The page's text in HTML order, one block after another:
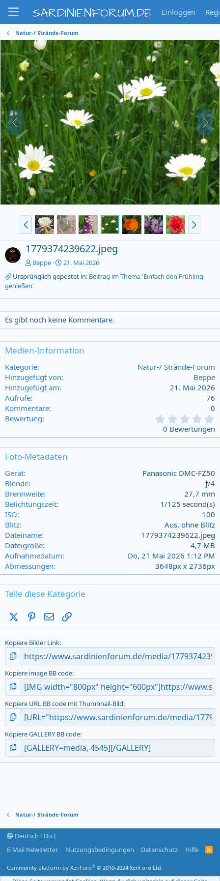
SARDINIENFORUM.DE Einloggen
Natur-/ Strände-Forum
1779374239622.jpeg
Beppe
21. Mai 2026
Ursprünglich gepostet in: Beitrag im Thema 'Einfach den Frühling
genießen'
Es gibt noch keine Kommentare.
Medien-Information
Kategorie
Natur-/ Strände-Forum
Hinzugefügt von
Beppe
Hinzugefügt am
21. Mai 2026
Aufrufe
76
Kommentare
0
Bewertung
0
0
0 Bewertungen
Foto-Metadaten
Gerät
Panasonic DMC-FZ50
Blende
ƒ/4
Brennweite
27,7 mm
Belichtungszeit
1/125 second(s)
ISO
100
Blitz
Aus, ohne Blitz
Dateiname
1779374239622.jpeg
Dateigröße
4,7 MB
Aufnahmedatum
Do, 21 Mai 2026 1:12 PM
Abmessungen
3648px x 2736px
Teile diese Kategorie
X (Twitter)Pinterest
E-Mail
Kopiere Bilder Link
Kopiere image BB code
Kopiere URL BB code mit Thumbnail-Bild
Kopiere GALLERY BB code
Natur-/ Strände-Forum
Deutsch [ Du ]
E-Mail Newsletter
Nutzungsbedingungen Datenschutz Hilfe
R
F
Community platform by XenForo® © 2010-2024 XenForo Ltd.